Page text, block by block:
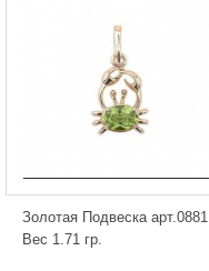
Золотая Подвеска арт.0881
Вес 1.71 гр.